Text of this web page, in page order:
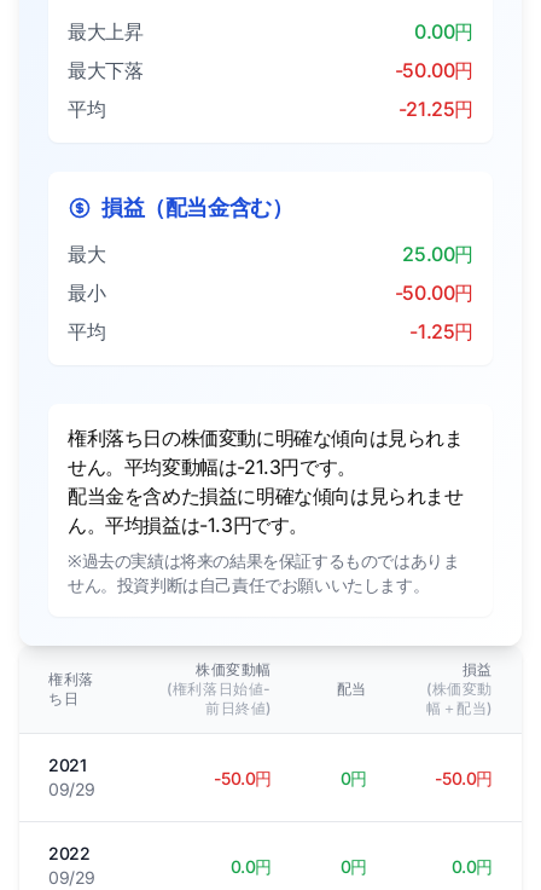
最大上昇
0.00円
最大下落
-50.00円
平均
-21.25円
損益（配当金含む）
最大
25.00円
最小
-50.00円
平均
-1.25円
権利落ち日の株価変動に明確な傾向は見られま
せん。平均変動幅は-21.3円です。
配当金を含めた損益に明確な傾向は見られませ
ん。平均損益は-1.3円です。
※過去の実績は将来の結果を保証するものではありま
せん。投資判断は自己責任でお願いいたします。
権利落
ち日
株価変動幅
(権利落日始値-
前日終値)
配当
損益
(株価変動
幅＋配当)
2021
09/29
-50.0円 0円 -50.0円
2022
09/29
0.0円 0円 0.0円